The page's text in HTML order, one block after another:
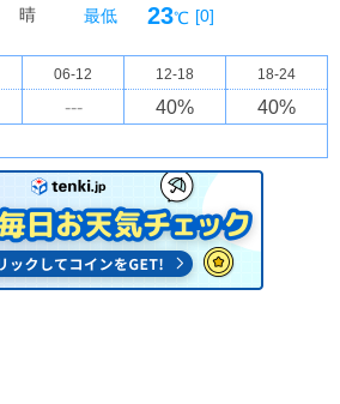
晴
最低
23℃ [0]
06-12 12-18 18-24
--- 40% 40%